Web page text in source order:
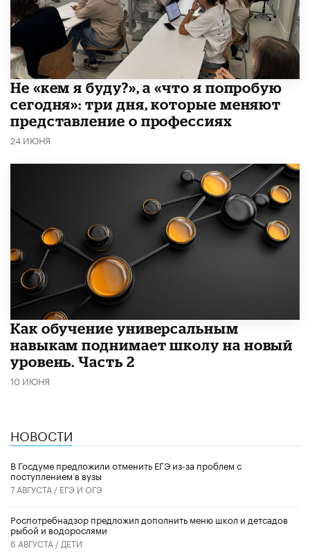
Не «кем я буду?», а «что я попробую
сегодня»: три дня, которые меняют
представление о профессиях
24 ИЮНЯ
​Как обучение универсальным
навыкам поднимает школу на новый
уровень. Часть 2
10 ИЮНЯ
НОВОСТИ
В Госдуме предложили отменить ЕГЭ из-за проблем с
поступлением в вузы
7 АВГУСТА / ЕГЭ И ОГЭ
Роспотребнадзор предложил дополнить меню школ и детсадов
рыбой и водорослями
6 АВГУСТА / ДЕТИ